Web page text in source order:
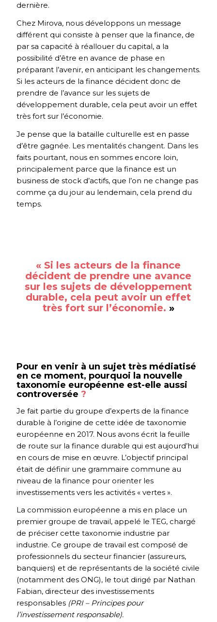
dernière.
Chez Mirova, nous développons un message
différent qui consiste à penser que la finance, de
par sa capacité à réallouer du capital, a la
possibilité d’être en avance de phase en
préparant l’avenir, en anticipant les changements.
Si les acteurs de la finance décident donc de
prendre de l’avance sur les sujets de
développement durable, cela peut avoir un effet
très fort sur l’économie.
Je pense que la bataille culturelle est en passe
d’être gagnée. Les mentalités changent. Dans les
faits pourtant, nous en sommes encore loin,
principalement parce que la finance est un
business de stock d’actifs, que l’on ne change pas
comme ça du jour au lendemain, cela prend du
temps.
« Si les acteurs de la finance
décident de prendre une avance
sur les sujets de développement
durable, cela peut avoir un effet
très fort sur l’économie. »
Pour en venir à un sujet très médiatisé
en ce moment, pourquoi la nouvelle
taxonomie européenne est-elle aussi
controversée ?
Je fait partie du groupe d’experts de la finance
durable à l’origine de cette idée de taxonomie
européenne en 2017. Nous avons écrit la feuille
de route sur la finance durable qui est aujourd’hui
en cours de mise en œuvre. L’objectif principal
était de définir une grammaire commune au
niveau de la finance pour orienter les
investissements vers les activités « vertes ».
La commission européenne a mis en place un
premier groupe de travail, appelé le TEG, chargé
de préciser cette taxonomie industrie par
industrie. Ce groupe de travail est composé de
professionnels du secteur financier (assureurs,
banquiers) et de représentants de la société civile
(notamment des ONG), le tout dirigé par Nathan
Fabian, directeur des investissements
responsables (PRI – Principes pour
l’investissement responsable).